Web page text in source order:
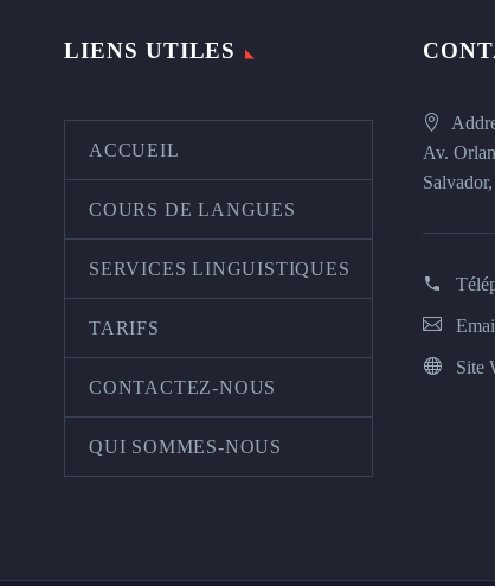
LIENS UTILES
ACCUEIL
COURS DE LANGUES
SERVICES LINGUISTIQUES
TARIFS
CONTACTEZ-NOUS
QUI SOMMES-NOUS
Av.
Site